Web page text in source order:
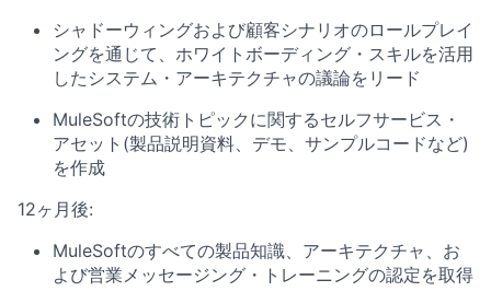
シャドーウィングおよび顧客シナリオのロールプレイ
ングを通じて、ホワイトボーディング・スキルを活用
したシステム・アーキテクチャの議論をリード
MuleSoftの技術トピックに関するセルフサービス・
アセット(製品説明資料、デモ、サンプルコードなど)
を作成
12ヶ月後:
MuleSoftのすべての製品知識、アーキテクチャ、お
よび営業メッセージング・トレーニングの認定を取得